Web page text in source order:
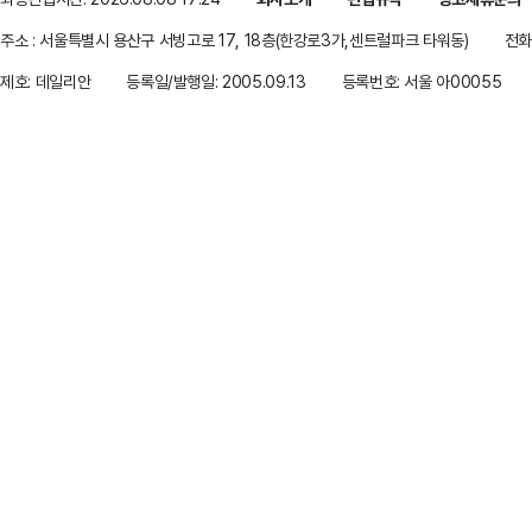
주소 : 서울특별시 용산구 서빙고로 17, 18층(한강로3가,센트럴파크 타워동)
전
제호: 데일리안
등록일/발행일: 2005.09.13 등록번호: 서울 아00055